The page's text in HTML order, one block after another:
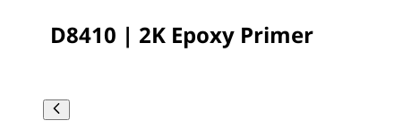
D8410 | 2K Epoxy Primer